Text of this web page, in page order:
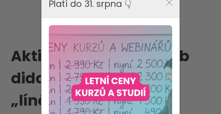
Aktivizující výuka aneb
didaktická strategie
„líného učitele“
Platí do 31. srpna 👇